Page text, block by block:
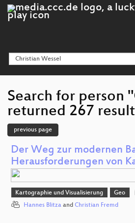
Search for person
returned 267
previous page
Der Weg zur modernen
Herausforderungen von
Kartographie und Visualisierung Geo
Hannes Blitza and Christian Fremd